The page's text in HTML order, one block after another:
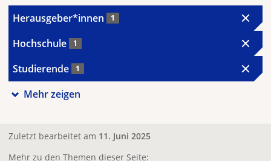
Herausgeber*innen 1
Hochschule 1
Studierende 1
Mehr zeigen
Zuletzt bearbeitet am 11. Juni 2025
Mehr zu den Themen dieser Seite: